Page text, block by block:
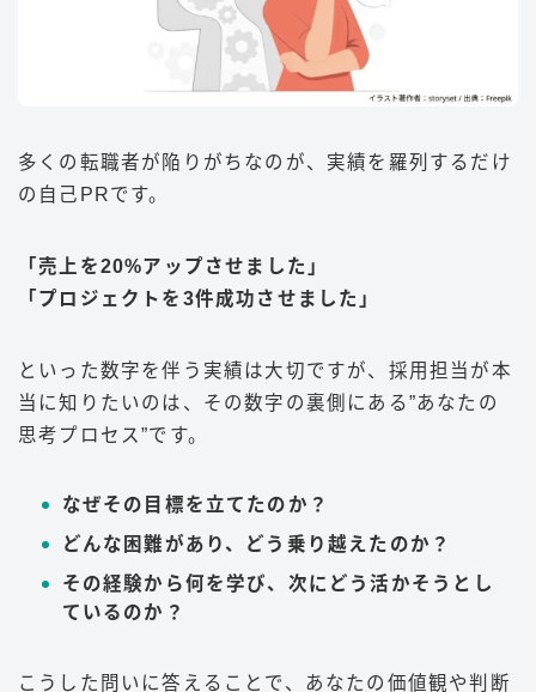
多くの転職者が陥りがちなのが、実績を羅列するだけ
の自己PRです。
「売上を20%アップさせました」
「プロジェクトを3件成功させました」
といった数字を伴う実績は大切ですが、採用担当が本
当に知りたいのは、その数字の裏側にある”あなたの
思考プロセス”です。
なぜその目標を立てたのか？
どんな困難があり、どう乗り越えたのか？
その経験から何を学び、次にどう活かそうとし
ているのか？
こうした問いに答えることで、あなたの価値観や判断